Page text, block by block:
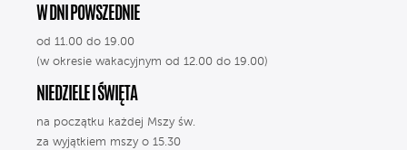
W DNI POWSZEDNIE
od 11.00 do 19.00
(w okresie wakacyjnym od 12.00 do 19.00)
NIEDZIELE I ŚWIĘTA
na początku każdej Mszy św.
za wyjątkiem mszy o 15.30